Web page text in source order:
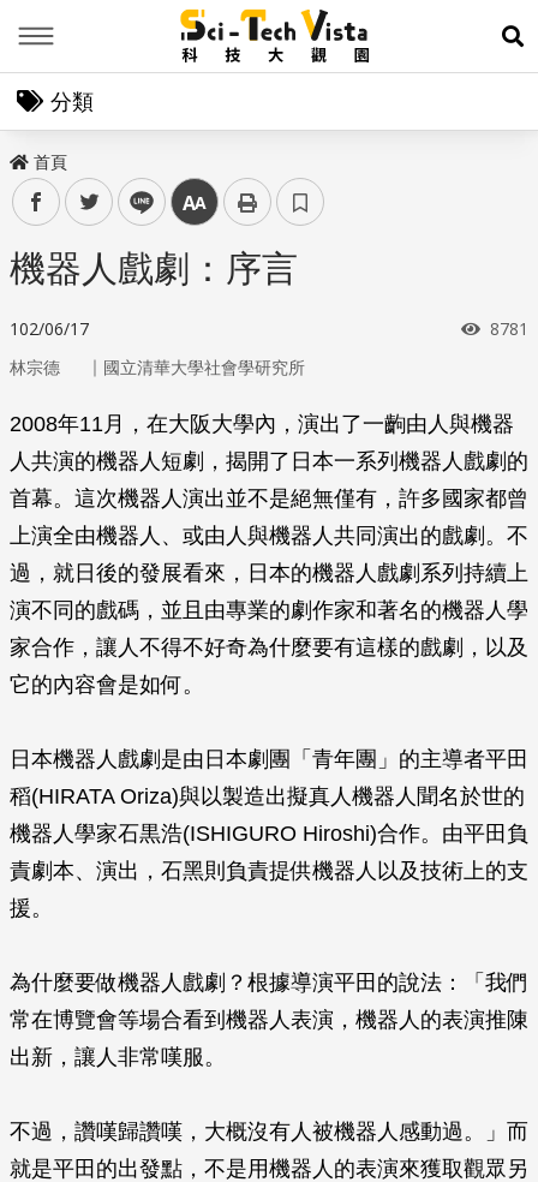
展
分類
首頁
facebooktwitter line 中
機器人戲劇：序言
102/06/17 瀏覽
8781
林宗德 ｜ 國立清華大學社會學研究所
2008年11月，在大阪大學內，演出了一齣由人與機器
人共演的機器人短劇，揭開了日本一系列機器人戲劇的
首幕。這次機器人演出並不是絕無僅有，許多國家都曾
上演全由機器人、或由人與機器人共同演出的戲劇。不
過，就日後的發展看來，日本的機器人戲劇系列持續上
演不同的戲碼，並且由專業的劇作家和著名的機器人學
家合作，讓人不得不好奇為什麼要有這樣的戲劇，以及
它的內容會是如何。
日本機器人戲劇是由日本劇團「青年團」的主導者平田
稻(HIRATA Oriza)與以製造出擬真人機器人聞名於世的
機器人學家石黒浩(ISHIGURO Hiroshi)合作。由平田負
責劇本、演出，石黑則負責提供機器人以及技術上的支
援。
為什麼要做機器人戲劇？根據導演平田的說法：「我們
常在博覽會等場合看到機器人表演，機器人的表演推陳
出新，讓人非常嘆服。
不過，讚嘆歸讚嘆，大概沒有人被機器人感動過。」而
就是平田的出發點，不是用機器人的表演來獲取觀眾另